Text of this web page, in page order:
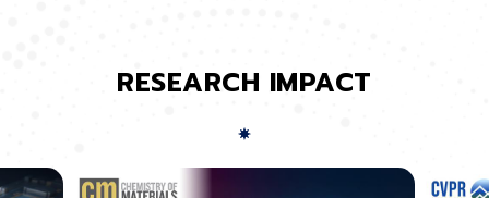
RESEARCH IMPACT